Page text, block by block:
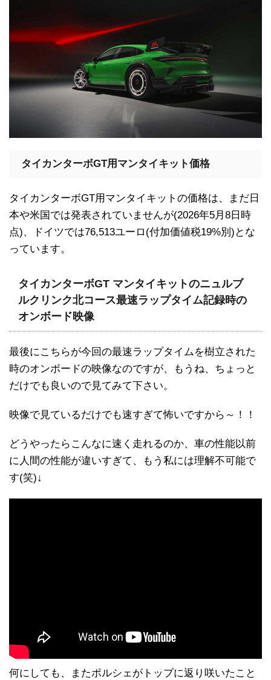
タイカンターボGT用マンタイキット価格
タイカンターボGT用マンタイキットの価格は、まだ日
本や米国では発表されていませんが(2026年5月8日時
点)、ドイツでは76,513ユーロ(付加価値税19%別)とな
っています。
タイカンターボGT マンタイキットのニュルブ
ルクリンク北コース最速ラップタイム記録時の
オンボード映像
最後にこちらが今回の最速ラップタイムを樹立された
時のオンボードの映像なのですが、もうね、ちょっと
だけでも良いので見てみて下さい。
映像で見ているだけでも速すぎて怖いですから～！！
どうやったらこんなに速く走れるのか、車の性能以前
に人間の性能が違いすぎて、もう私には理解不可能で
す(笑)↓
何にしても、またポルシェがトップに返り咲いたこと